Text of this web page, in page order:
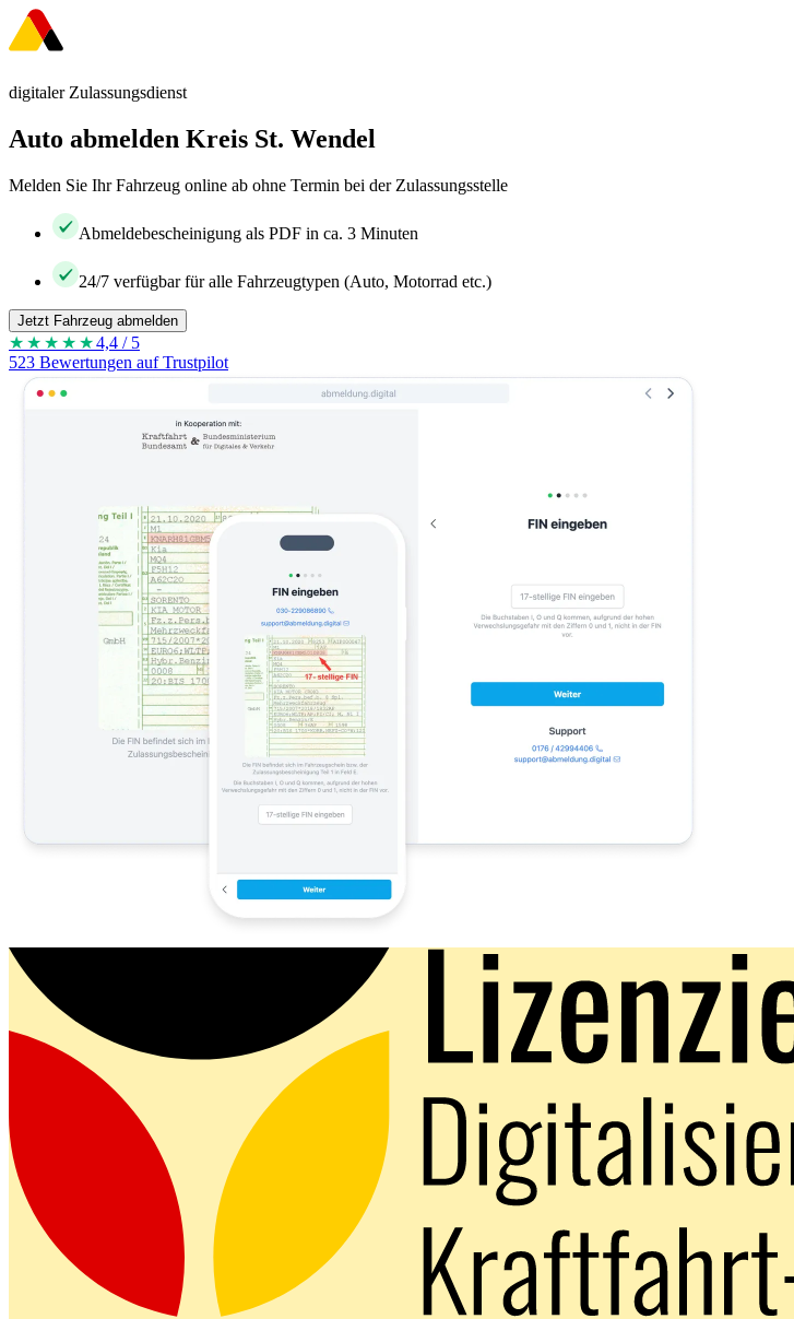
digitaler Zulassungsdienst
Auto abmelden Kreis St. Wendel
Melden Sie Ihr Fahrzeug online ab ohne Termin bei der Zulassungsstelle
Abmeldebescheinigung als PDF in ca. 3 Minuten
24/7 verfügbar für alle Fahrzeugtypen (Auto, Motorrad etc.)
Jetzt Fahrzeug abmelden
★★★★ ★4,4 / 5
523 Bewertungen auf Trustpilot